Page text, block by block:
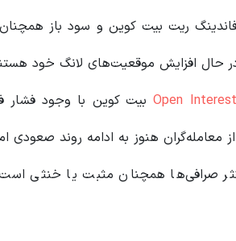
ریت بیت کوین و سود باز
حال افزایش موقعیت‌های لانگ خود
Open Interestبیت کوین با وجود فشار
هنوز به ادامه روند صعودی
صرافی‌ها همچنان مثبت یا خنثی است